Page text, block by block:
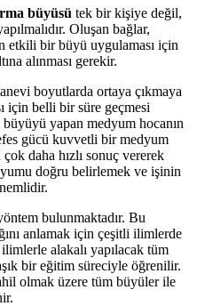
büyüsü tek bir kişiye değil,
Oluşan bağlar,
etkili bir büyü uygulaması için
alınması gerekir.
boyutlarda ortaya çıkmaya
için belli bir süre geçmesi
yapan medyum hocanın
gücü kuvvetli bir medyum
çok daha hızlı sonuç vererek
doğru belirlemek ve işinin
bulunmaktadır. Bu
anlamak için çeşitli ilimlerde
alakalı yapılacak tüm
bir eğitim süreciyle öğrenilir.
olmak üzere tüm büyüler ile